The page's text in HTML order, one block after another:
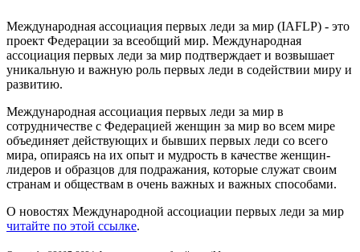
Международная ассоциация первых леди за мир (IAFLP) - это
проект Федерации за всеобщий мир. Международная
ассоциация первых леди за мир подтверждает и возвышает
уникальную и важную роль первых леди в содействии миру и
развитию.
Международная ассоциация первых леди за мир в
сотрудничестве с Федерацией женщин за мир во всем мире
объединяет действующих и бывших первых леди со всего
мира, опираясь на их опыт и мудрость в качестве женщин-
лидеров и образцов для подражания, которые служат своим
странам и обществам в очень важных и важных способами.
О новостях Международной ассоциации первых леди за мир
читайте по этой ссылке.